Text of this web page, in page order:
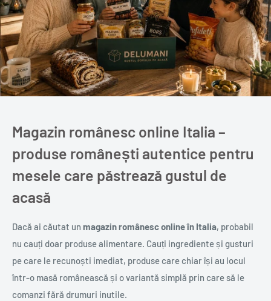
Magazin românesc online Italia –
produse românești autentice pentru
mesele care păstrează gustul de
acasă
Dacă ai căutat un magazin românesc online în Italia, probabil
nu cauți doar produse alimentare. Cauți ingrediente și gusturi
pe care le recunoști imediat, produse care chiar își au locul
într-o masă românească și o variantă simplă prin care să le
comanzi fără drumuri inutile.